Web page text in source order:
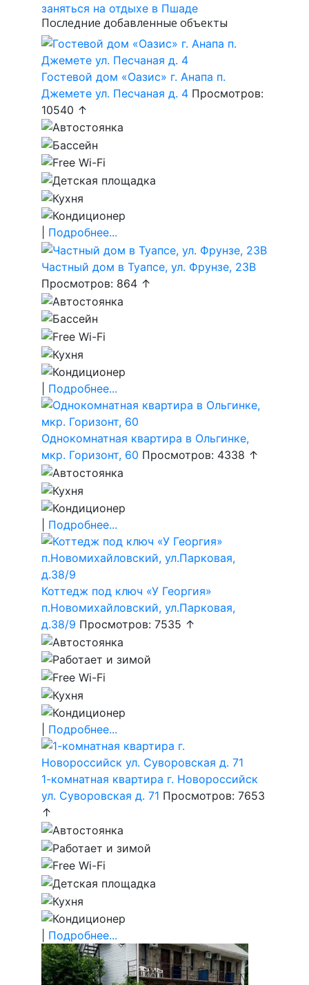
заняться на отдыхе в Пшаде
Последние добавленные объекты
Гостевой дом «Оазис» г. Анапа п.
Джемете ул. Песчаная д. 4 Просмотров:
10540 ↑
Подробнее...
Частный дом в Туапсе, ул. Фрунзе, 23В
Просмотров: 864 ↑
Подробнее...
Однокомнатная квартира в Ольгинке,
мкр. Горизонт, 60 Просмотров: 4338 ↑
Подробнее...
Коттедж под ключ «У Георгия»
п.Новомихайловский, ул.Парковая,
д.38/9 Просмотров: 7535 ↑
Подробнее...
1-комнатная квартира г. Новороссийск
ул. Суворовская д. 71 Просмотров: 7653
↑
Подробнее...